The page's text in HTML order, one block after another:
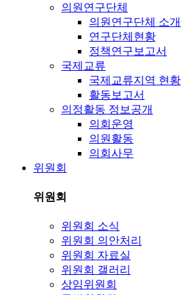
의원연구단체
의원연구단체 소개
연구단체현황
정책연구보고서
국제교류
국제교류지역 현황
활동보고서
의정활동 정보공개
의회운영
의원활동
의회사무
위원회
위원회
위원회 소식
위원회 의안처리
위원회 자료실
위원회 갤러리
상임위원회